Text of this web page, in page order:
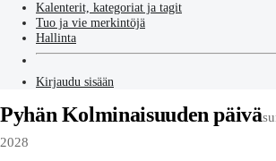
Kalenterit, kategoriat ja tagit
Tuo ja vie merkintöjä
Hallinta
Kirjaudu sisään
Pyhän Kolminaisuuden päivä
2028